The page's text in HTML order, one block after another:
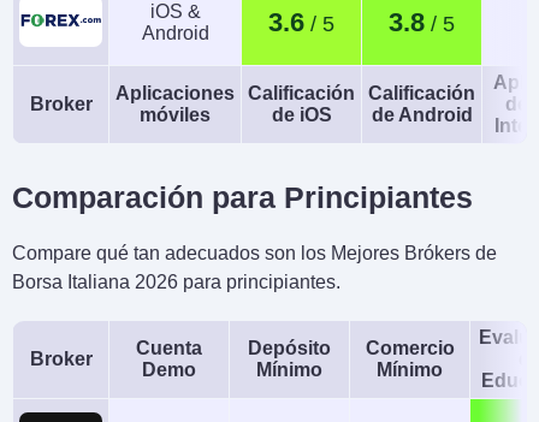
iOS &
Android
3.6 3.8
Broker
Aplicaciones
móviles
Calificación
de iOS
Calificación
de Android
de
Comparación para Principiantes
Compare qué tan adecuados son los Mejores Brókers de
Borsa Italiana 2026 para principiantes.
Broker
Cuenta
Demo
Depósito
Mínimo
Comercio
Mínimo